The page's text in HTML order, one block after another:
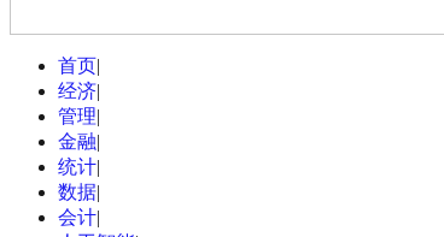
首页|
经济|
管理|
金融|
统计|
数据|
会计|